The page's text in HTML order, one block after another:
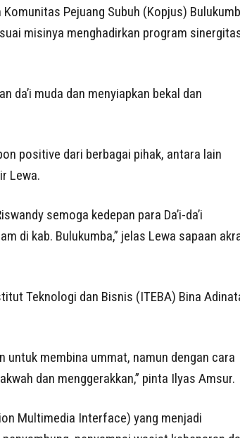
Pejuang Subuh (Kopjus)
misinya menghadirkan program
da’i muda dan menyiapkan bekal dan
positive dari berbagai pihak, antara lain
Lewa.
semoga kedepan para Da’i-da’i
di kab. Bulukumba,” jelas Lewa sapaan
Teknologi dan Bisnis (ITEBA) Bina
untuk membina ummat, namun dengan cara
dan menggerakkan,” pinta Ilyas Amsur.
Multimedia Interface) yang menjadi